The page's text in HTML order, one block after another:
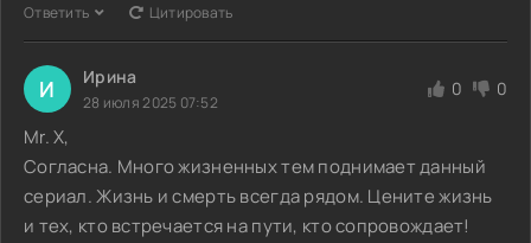
Ответить Цитировать
И Ирина
28 июля 2025 07:52
0 0
Mr. X,
Согласна. Много жизненных тем поднимает данный
сериал. Жизнь и смерть всегда рядом. Цените жизнь
и тех, кто встречается на пути, кто сопровождает!